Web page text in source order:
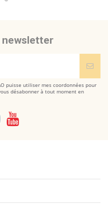
puisse utiliser mes coordonnées pour
désabonner à tout moment en